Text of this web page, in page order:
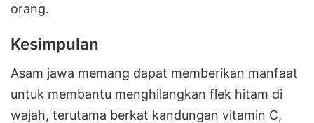
orang.
Kesimpulan
Asam jawa memang dapat memberikan manfaat
untuk membantu menghilangkan flek hitam di
wajah, terutama berkat kandungan vitamin C,